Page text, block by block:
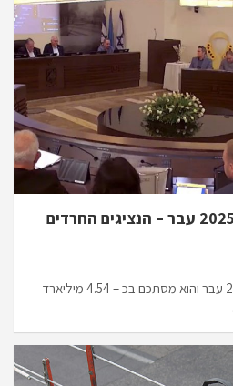
תקציב העירייה לשנת 2025 עבר – הנציגים החרדים
תקציב עיריית חיפה לשנת 2025 עבר והוא מסתכם בכ – 4.54 מיליארד